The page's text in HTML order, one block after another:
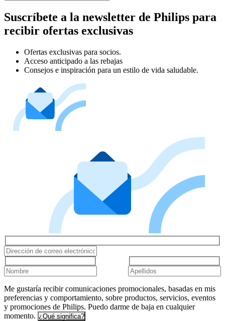
Suscríbete a la newsletter de Philips para
recibir ofertas exclusivas
Ofertas exclusivas para socios.
Acceso anticipado a las rebajas
Consejos e inspiración para un estilo de vida saludable.
Me gustaría recibir comunicaciones promocionales, basadas en mis
preferencias y comportamiento, sobre productos, servicios, eventos
y promociones de Philips. Puedo darme de baja en cualquier
momento. ¿Qué significa?